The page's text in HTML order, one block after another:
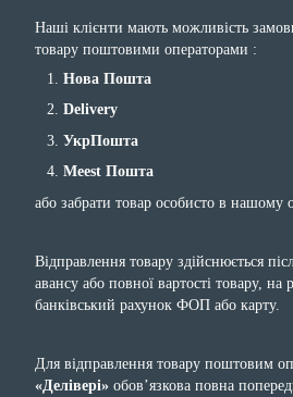
Наші клієнти мають можливість
товару поштовими операторами :
Нова Пошта
Delivery
УкрПошта
Meest Пошта
або забрати товар особисто в нашому
Відправлення товару здійснюється
авансу або повної вартості товару, на
банківський рахунок ФОП або карту.
Для відправлення товару поштовим
«Делівері» обов’язкова повна